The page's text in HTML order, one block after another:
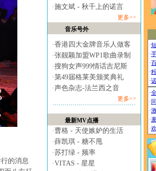
的消息
·施文斌 - 秋千上的诺言
更多>>
音乐号外
·香港四大金牌音乐人做客
·张靓颖加盟WP1歌曲录制
·搜狗女声999情话吉尼斯
·第49届格莱美颁奖典礼
·声色杂志-法兰西之音
更多>>
最新MV点播
·曹格 - 天使嫉妒的生活
·薛凯琪 - 糖不甩
·苏打绿 - 频率
·VITAS - 星星